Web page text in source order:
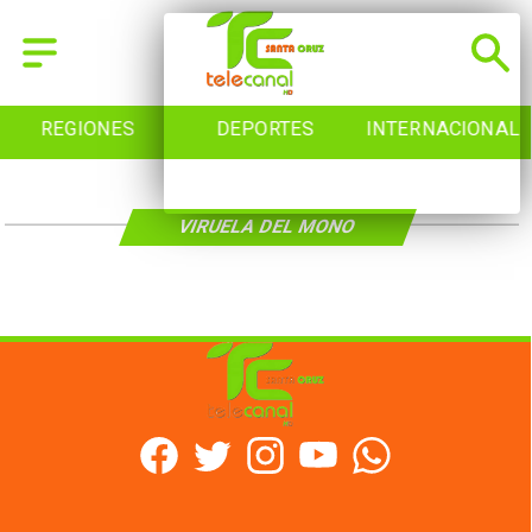
REGIONES DEPORTES INTERNACIONAL
VIRUELA DEL MONO